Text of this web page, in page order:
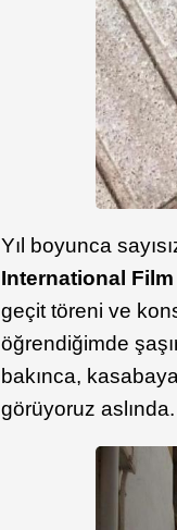
Yıl boyunca
International
geçit töreni ve
öğrendiğimde
bakınca,
görüyoruz aslında.